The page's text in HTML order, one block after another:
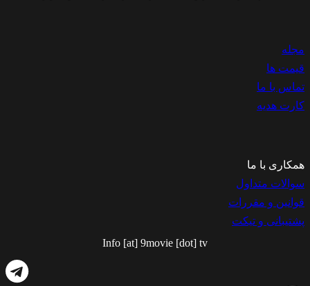
مجله
قیمت ها
تماس با ما
کارت هدیه
همکاری با ما
سوالات متداول
قوانین و مقررات
پشتیبانی و تیکت
Info [at] 9movie [dot] tv